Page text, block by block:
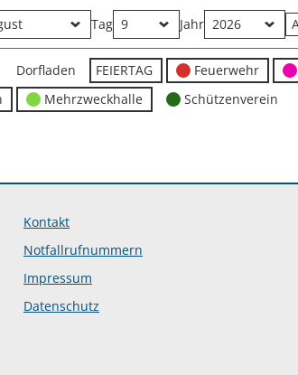
Tag Jahr
Dorfladen FEIERTAG Feuerwehr
Mehrzweckhalle Schützenverein
Kontakt
Notfallrufnummern
Impressum
Datenschutz